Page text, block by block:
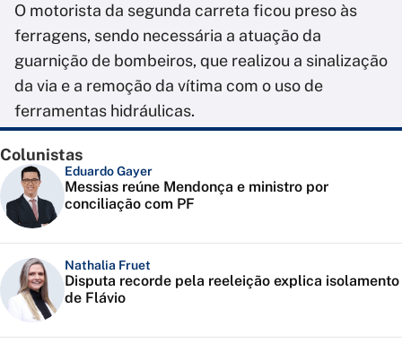
O motorista da segunda carreta ficou preso às
ferragens, sendo necessária a atuação da
guarnição de bombeiros, que realizou a sinalização
da via e a remoção da vítima com o uso de
ferramentas hidráulicas.
Colunistas
Eduardo Gayer
Messias reúne Mendonça e ministro por
conciliação com PF
Nathalia Fruet
Disputa recorde pela reeleição explica isolamento
de Flávio